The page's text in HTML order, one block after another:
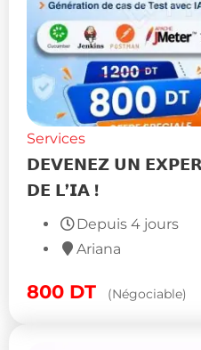
Services
𝗗𝗘𝗩𝗘𝗡𝗘𝗭 𝗨𝗡
𝗗𝗘 𝗟’𝗜𝗔 !
Depuis 4 jours
Ariana
800 DT (Négociable)